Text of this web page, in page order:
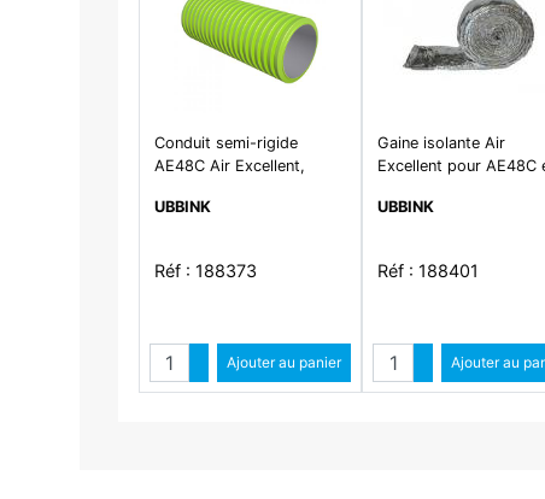
Conduit semi-rigide
AE48C Air Excellent,
traité
UBBINK
Réf : 188373
QuantitéAugmenter quantité
Diminuer quantité
Ajouter au panier
Gaine isolante Air
Excellent pour AE48C
UBBINK
Réf : 188401
QuantitéAugmenter
Diminuer
Ajouter au